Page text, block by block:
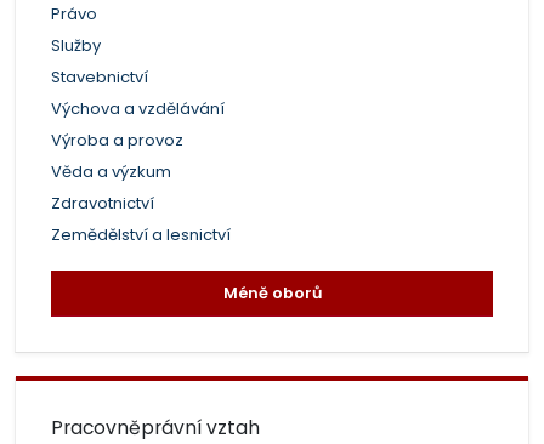
Právo
Služby
Stavebnictví
Výchova a vzdělávání
Výroba a provoz
Věda a výzkum
Zdravotnictví
Zemědělství a lesnictví
Méně oborů
Pracovněprávní vztah